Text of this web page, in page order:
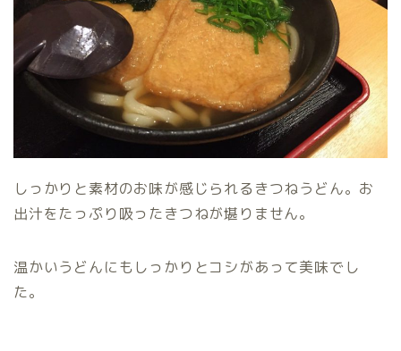
しっかりと素材のお味が感じられるきつねうどん。お
出汁をたっぷり吸ったきつねが堪りません。
温かいうどんにもしっかりとコシがあって美味でし
た。